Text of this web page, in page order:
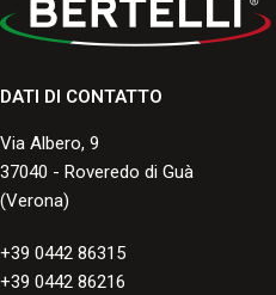
DATI DI CONTATTO
Via Albero, 9
37040 - Roveredo di Guà
(Verona)
+39 0442 86315
+39 0442 86216